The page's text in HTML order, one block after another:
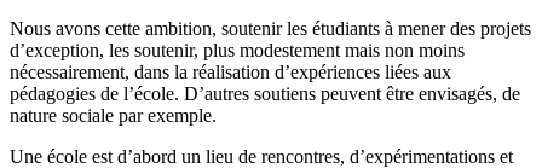
Nous avons cette ambition, soutenir les étudiants à mener des projets
d’exception, les soutenir, plus modestement mais non moins
nécessairement, dans la réalisation d’expériences liées aux
pédagogies de l’école. D’autres soutiens peuvent être envisagés, de
nature sociale par exemple.
Une école est d’abord un lieu de rencontres, d’expérimentations et